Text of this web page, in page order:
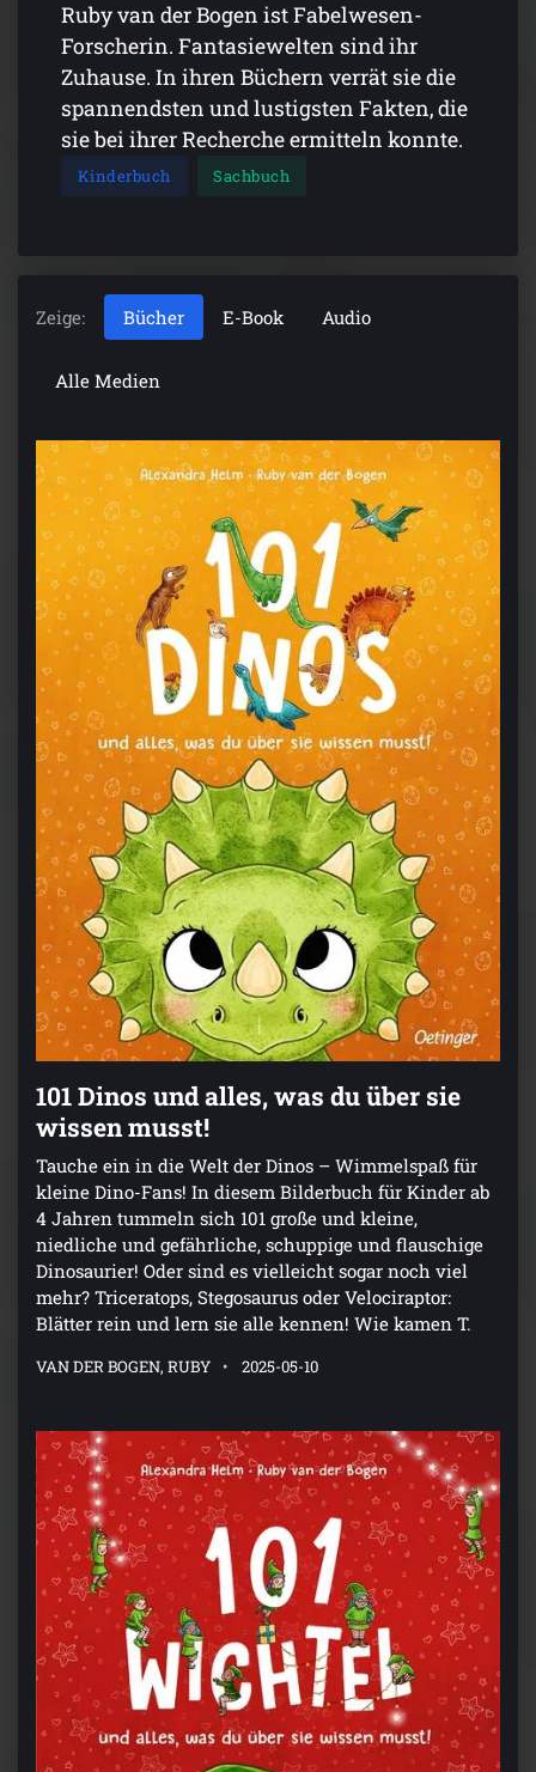
Ruby van der Bogen ist Fabelwesen-
Forscherin. Fantasiewelten sind ihr
Zuhause. In ihren Büchern verrät sie die
spannendsten und lustigsten Fakten, die
sie bei ihrer Recherche ermitteln konnte.
Kinderbuch Sachbuch
Zeige: Bücher E-Book Audio
Alle Medien
101 Dinos und alles, was du über sie
wissen musst!
Tauche ein in die Welt der Dinos – Wimmelspaß für
kleine Dino-Fans! In diesem Bilderbuch für Kinder ab
4 Jahren tummeln sich 101 große und kleine,
niedliche und gefährliche, schuppige und flauschige
Dinosaurier! Oder sind es vielleicht sogar noch viel
mehr? Triceratops, Stegosaurus oder Velociraptor:
Blätter rein und lern sie alle kennen! Wie kamen T.
VAN DER BOGEN, RUBY 2025-05-10